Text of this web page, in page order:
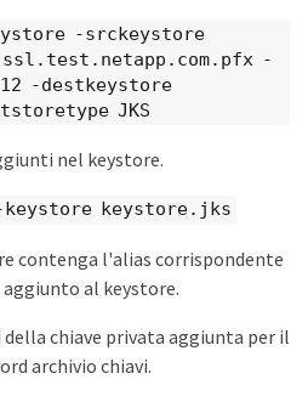
-srckeystore
-
-destkeystore
JKS
nel keystore.
keystore.jks
contenga l'alias corrispondente
al keystore.
chiave privata aggiunta per il
archivio chiavi.